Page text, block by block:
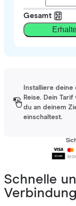
Gesamt
Installiere
Reise. Dein
du an deinem
einschaltest.
Schnelle
Verbindung